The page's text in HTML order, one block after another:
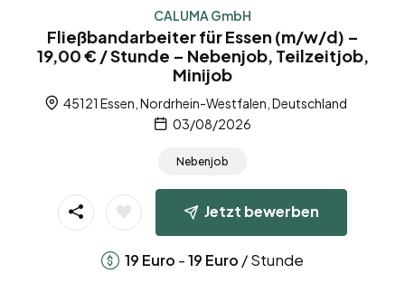
CALUMA GmbH
Fließbandarbeiter für Essen (m/w/d) –
19,00 € / Stunde – Nebenjob, Teilzeitjob,
Minijob
45121 Essen, Nordrhein-Westfalen, Deutschland
03/08/2026
Nebenjob
Jetzt bewerben
19 Euro -19 Euro / Stunde